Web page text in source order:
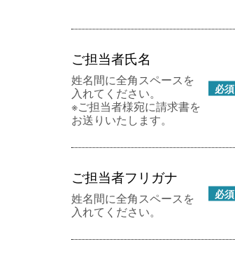
ご担当者氏名
必須
姓名間に全角スペースを
入れてください。
※ご担当者様宛に請求書を
お送りいたします。
ご担当者フリガナ
必須
姓名間に全角スペースを
入れてください。